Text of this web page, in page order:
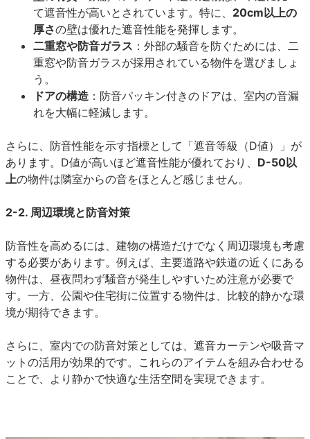
て遮音性が高いとされています。特に、 20cm以上の
厚さの壁は優れた遮音性能を発揮します。
二重窓や防音ガラス ：外部の騒音を防ぐためには、二
重窓や防音ガラスが採用されている物件を選びましょ
う。
ドアの構造 ：防音パッキン付きのドアは、室内の音漏
れを大幅に軽減します。
さらに、防音性能を示す指標として「遮音等級（D値）」が
あります。D値が高いほど遮音性能が優れており、 D-50以
上の物件は隣室からの音をほとんど感じません。
2-2. 周辺環境と防音対策
防音性を高めるには、建物の構造だけでなく周辺環境も考慮
する必要があります。例えば、主要道路や鉄道の近くにある
物件は、昼夜問わず騒音が発生しやすいため注意が必要で
す。一方、公園や住宅街に位置する物件は、比較的静かな環
境が期待できます。
さらに、室内での防音対策としては、遮音カーテンや吸音マ
ットの活用が効果的です。これらのアイテムを組み合わせる
ことで、より静かで快適な生活空間を実現できます。